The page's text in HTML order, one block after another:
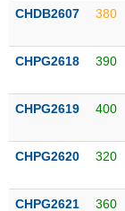
CHDB2607 380
CHPG2618 390
CHPG2619 400
CHPG2620 320
CHPG2621 360
BẤT
SẢN
Mã
chứng
(-)
Cổ